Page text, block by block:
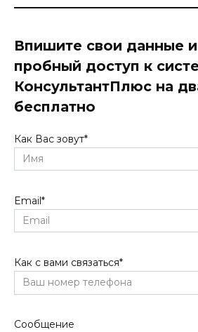
Впишите свои данные
пробный доступ к
КонсультантПлюс на
бесплатно
Как Вас зовут*
Email*
Как с вами связаться*
Сообщение